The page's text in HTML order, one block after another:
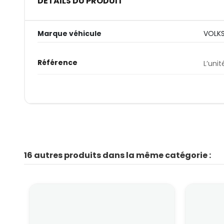
Marque véhicule
Référence
16 autres produits dans la même catégorie :